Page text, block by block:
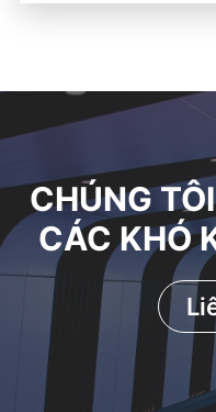
CHÚNG
CÁC KHÓ